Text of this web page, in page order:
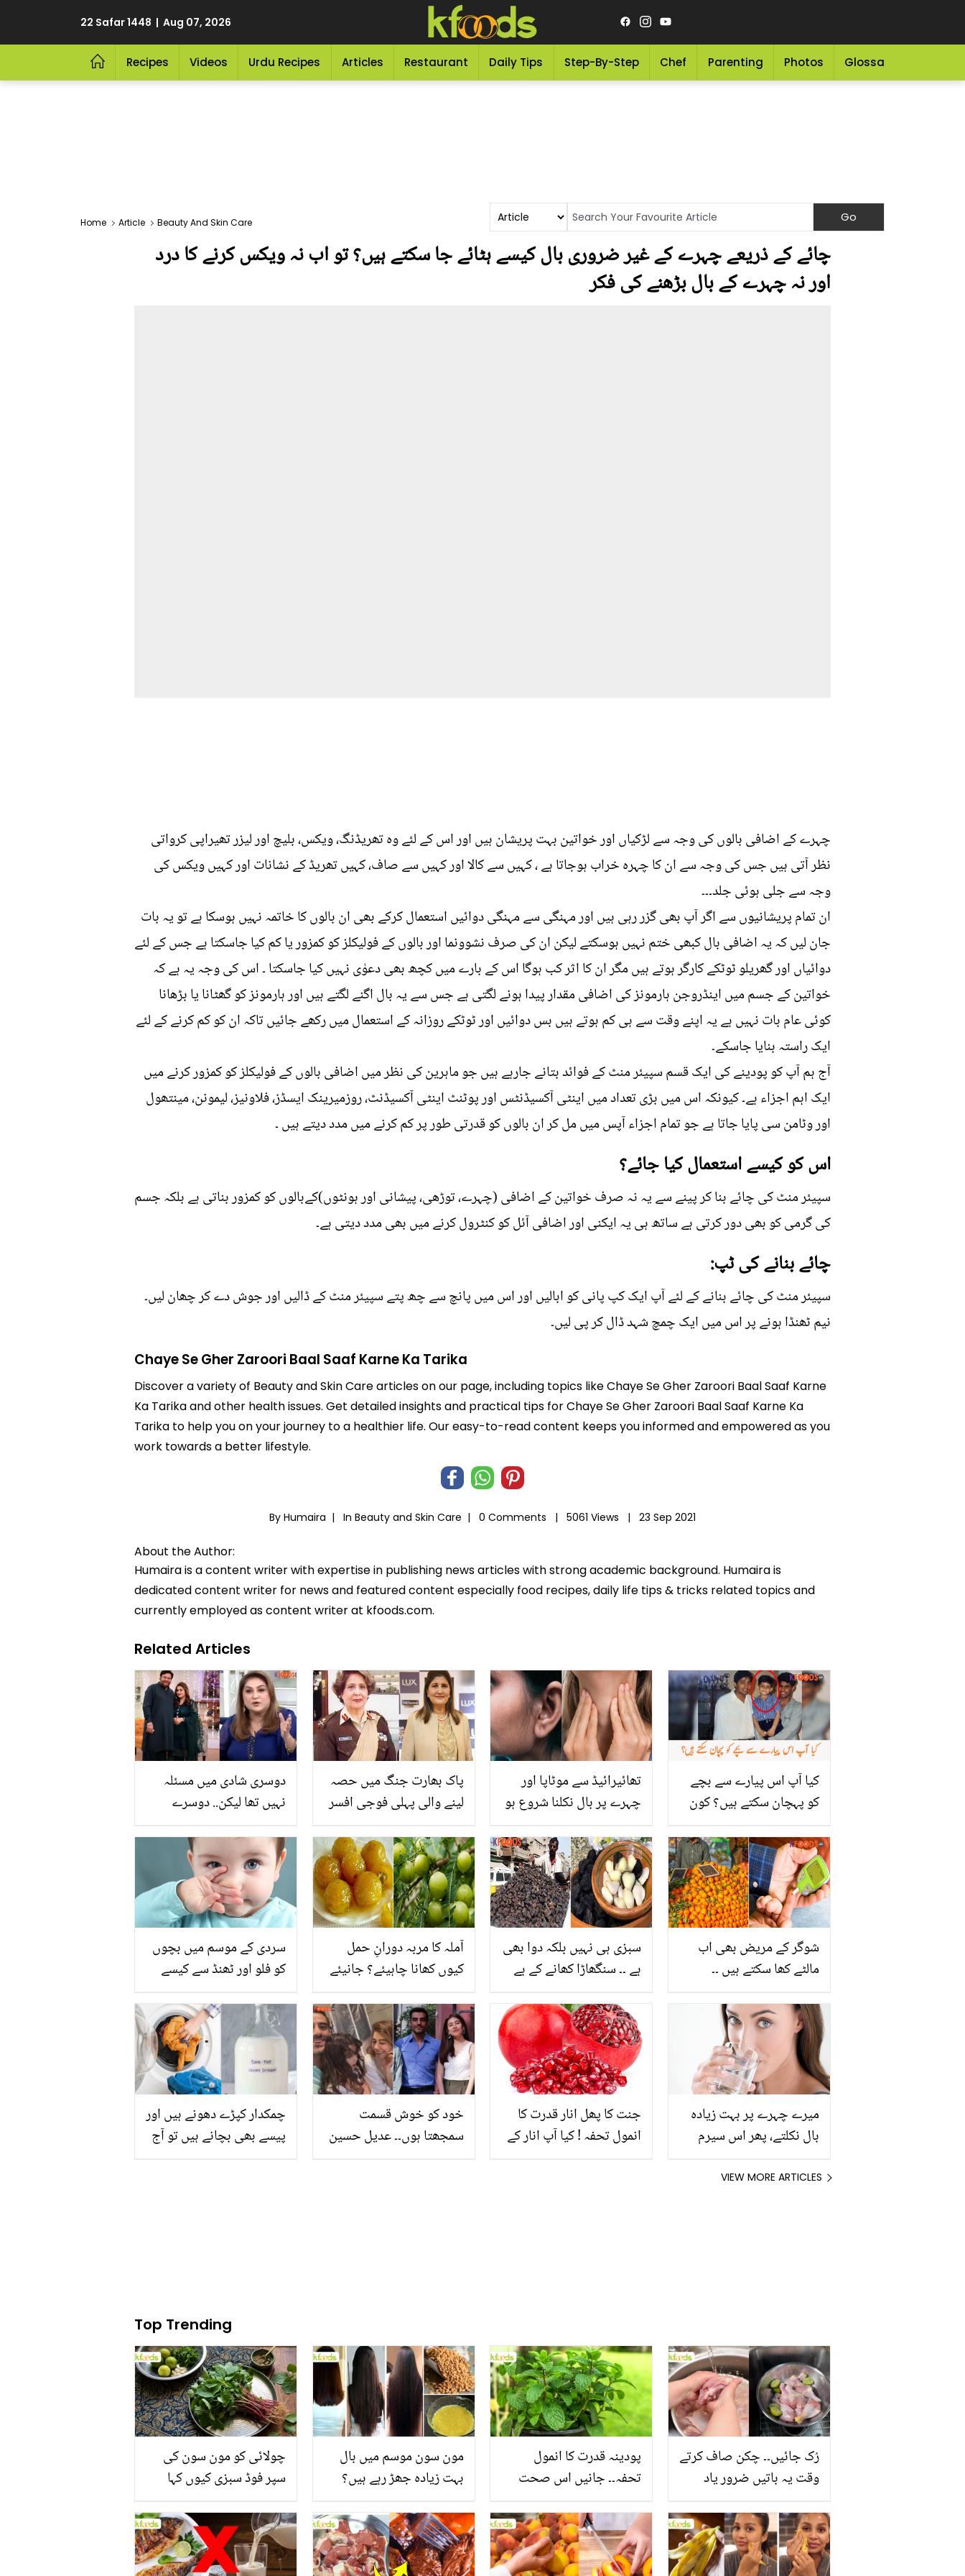
22 Safar 1448 | Aug 07, 2026
Recipes Videos Urdu Recipes Articles Restaurant Daily Tips Step-By-Step Chef Parenting Photos Glossary
Home Article Beauty And Skin Care
چائے کے ذریعے چہرے کے غیر ضروری بال کیسے ہٹائے جا سکتے ہیں؟ تو اب نہ ویکس کرنے کا درد
اور نہ چہرے کے بال بڑھنے کی فکر
چہرے کے اضافی بالوں کی وجہ سے لڑکیاں اور خواتین بہت پریشان ہیں اور اس کے لئے وہ تھریڈنگ، ویکس، بلیچ اور لیزر تھیراپی کرواتی
نظر آتی ہیں جس کی وجہ سے ان کا چہرہ خراب ہوجاتا ہے ، کہیں سے کالا اور کہیں سے صاف، کہیں تھریڈ کے نشانات اور کہیں ویکس کی
وجہ سے جلی ہوئی جلد۔۔۔
ان تمام پریشانیوں سے اگر آپ بھی گزر رہی ہیں اور مہنگی سے مہنگی دوائیں استعمال کرکے بھی ان بالوں کا خاتمہ نہیں ہوسکا ہے تو یہ بات
جان لیں کہ یہ اضافی بال کبھی ختم نہیں ہوسکتے لیکن ان کی صرف نشوونما اور بالوں کے فولیکلز کو کمزور یا کم کیا جاسکتا ہے جس کے لئے
دوائیاں اور گھریلو ٹوٹکے کارگر ہوتے ہیں مگر ان کا اثر کب ہوگا اس کے بارے میں کچھ بھی دعوٰی نہیں کیا جاسکتا ۔ اس کی وجہ یہ ہے کہ
خواتین کے جسم میں اینڈروجن ہارمونز کی اضافی مقدار پیدا ہونے لگتی ہے جس سے یہ بال اگنے لگتے ہیں اور ہارمونز کو گھٹانا یا بڑھانا
کوئی عام بات نہیں ہے یہ اپنے وقت سے ہی کم ہوتے ہیں بس دوائیں اور ٹوٹکے روزانہ کے استعمال میں رکھے جائیں تاکہ ان کو کم کرنے کے لئے
ایک راستہ بنایا جاسکے۔
آج ہم آپ کو پودینے کی ایک قسم سپیئر منٹ کے فوائد بتانے جارہے ہیں جو ماہرین کی نظر میں اضافی بالوں کے فولیکلز کو کمزور کرنے میں
ایک اہم اجزاء ہے۔ کیونکہ اس میں بڑی تعداد میں اینٹی آکسیڈنٹس اور پوٹنٹ اینٹی آکسیڈنٹ، روزمیرینک ایسڈز، فلاونیز، لیمونن، مینتھول
اور وٹامن سی پایا جاتا ہے جو تمام اجزاء آپس میں مل کر ان بالوں کو قدرتی طور پر کم کرنے میں مدد دیتے ہیں ۔
اس کو کیسے استعمال کیا جائے؟
سپیئر منٹ کی چائے بنا کر پینے سے یہ نہ صرف خواتین کے اضافی (چہرے، توڑھی، پیشانی اور ہونٹوں)کےبالوں کو کمزور بناتی ہے بلکہ جسم
کی گرمی کو بھی دور کرتی ہے ساتھ ہی یہ ایکنی اور اضافی آئل کو کنٹرول کرنے میں بھی مدد دیتی ہے۔
چائے بنانے کی ٹپ:
سپیئر منٹ کی چائے بنانے کے لئے آپ ایک کپ پانی کو ابالیں اور اس میں پانچ سے چھ پتے سپیئر منٹ کے ڈالیں اور جوش دے کر چھان لیں۔
نیم ٹھنڈا ہونے پر اس میں ایک چمچ شہد ڈال کر پی لیں۔
Chaye Se Gher Zaroori Baal Saaf Karne Ka Tarika
Discover a variety of Beauty and Skin Care articles on our page, including topics like Chaye Se Gher Zaroori Baal Saaf Karne
Ka Tarika and other health issues. Get detailed insights and practical tips for Chaye Se Gher Zaroori Baal Saaf Karne Ka
Tarika to help you on your journey to a healthier life. Our easy-to-read content keeps you informed and empowered as you
work towards a better lifestyle.
By Humaira | In Beauty and Skin Care | 0 Comments | 5061 Views | 23 Sep 2021
About the Author:
Humaira is a content writer with expertise in publishing news articles with strong academic background. Humaira is
dedicated content writer for news and featured content especially food recipes, daily life tips & tricks related topics and
currently employed as content writer at kfoods.com.
Related Articles
دوسری شادی میں مسئلہ
نہیں تھا لیکن.. دوسرے
کس بات نے شبیر جان کر
پریشان کردیا تھا؟
پاک بھارت جنگ میں حصہ
لینے والی پہلی فوجی افسر
خواتین افسر، جن سے
بھارت بھی ڈرتا ہے
تھائیرائیڈ سے موٹاپا اور
چہرے پر بال نکلنا شروع ہو
کیا علاج بتاتے ہیں؟ جانیں
وہ معلومات جو آپ کو بھی
معلوم ہونی چاہیئے
کیا آپ اس پیارے سے بچے
کو پہچان سکتے ہیں؟ کون
گلوکار بنے گا؟ اکثر لوگ
انہیں پہچاننے میں ناکام
ہوجاتے ہیں
سردی کے موسم میں بچوں
کو فلو اور ٹھنڈ سے کیسے
آسان اور گھریلو طریقے
آملہ کا مربہ دورانِ حمل
کیوں کھانا چاہیئے؟ جانیئے
حیران کن فوائد، جو مرد و
خواتین دونوں کی صحت
کیلیئے مفید ہیں
سبزی ہی نہیں بلکہ دوا بھی
ہے ۔۔ سنگھاڑا کھانے کے بے
شوگر کے مریض بھی اب
مالٹے کھا سکتے ہیں ۔۔
جسم میں کیا تبدیلی آتی ہے
اور اسے سُپر فوڈ کیوں کہا
جاتا ہے؟
چمکدار کپڑے دھونے ہیں اور
پیسے بھی بچانے ہیں تو آج
خود کو خوش قسمت
سمجھتا ہوں۔۔ عدیل حسین
جنت کا پھل انار قدرت کا
انمول تحفہ ! کیا آپ انار کے
میرے چہرے پر بہت زیادہ
بال نکلتے، پھر اس سیرم
چہرے کے بالوں کو ختم
VIEW MORE ARTICLES
Top Trending
چولائی کو مون سون کی
سپر فوڈ سبزی کیوں کہا
منرلز اور اینٹی آکسیڈنٹس
سے بھرپور اس سبزی کے
فائدے
مون سون موسم میں بال
بہت زیادہ جھڑ رہے ہیں؟
بنانے کے چند قدرتی طریقے
پودینہ قدرت کا انمول
تحفہ۔۔ جانیں اس صحت
انگیز طبی فوائد
رُک جائیں۔۔ چکن صاف کرتے
وقت یہ باتیں ضرور یاد